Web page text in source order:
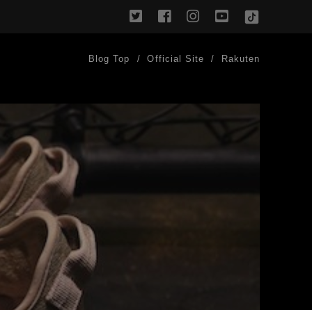
twitterfacebookinstagram
youtube
TikTok
Blog Top Official Site Rakuten